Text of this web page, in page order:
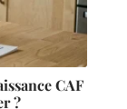
CAF
?